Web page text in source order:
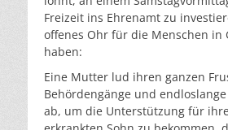
Freizeit ins Ehrenamt zu
offenes Ohr für die Menschen in
haben:
Eine Mutter lud ihren ganzen
Behördengänge und
ab, um die Unterstützung für